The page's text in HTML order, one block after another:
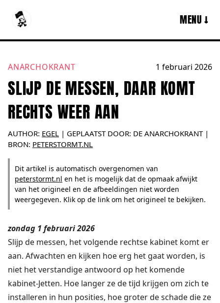
MENU ↓
ANARCHOKRANT 1 februari 2026
SLIJP DE MESSEN, DAAR KOMT
RECHTS WEER AAN
AUTHOR: EGEL | GEPLAATST DOOR: DE ANARCHOKRANT|
BRON: PETERSTORMT.NL
Dit artikel is automatisch overgenomen van
peterstormt.nl en het is mogelijk dat de opmaak afwijkt
van het origineel en de afbeeldingen niet worden
weergegeven. Klik op de link om het origineel te bekijken.
zondag 1 februari 2026
Slijp de messen, het volgende rechtse kabinet komt er
aan. Afwachten en kijken hoe erg het gaat worden, is
niet het verstandige antwoord op het komende
kabinet-Jetten. Hoe langer ze de tijd krijgen om zich te
installeren in hun posities, hoe groter de schade die ze